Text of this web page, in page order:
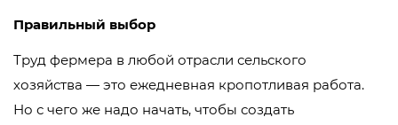
Правильный выбор
Труд фермера в любой отрасли сельского
хозяйства — это ежедневная кропотливая работа.
Но с чего же надо начать, чтобы создать